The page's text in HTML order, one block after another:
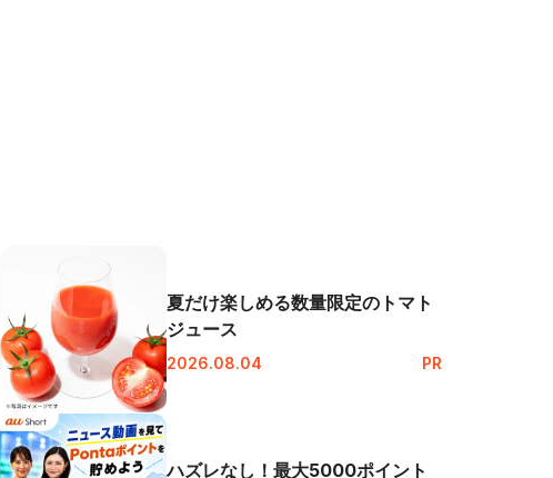
夏だけ楽しめる数量限定のトマト
ジュース
2026.08.04 PR
ハズレなし！最大5000ポイント